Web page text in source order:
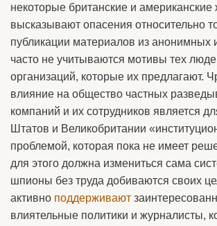
некоторые британские и
высказывают опасения относительно
публикации материалов из анонимных
часто не учитываются мотивы тех
организаций, которые их предлагают.
влияние на общество частных
компаний и их сотрудников является
Штатов и Великобритании
проблемой, которая пока не имеет
для этого должна измениться сама
шпионы без труда добиваются своих
активно поддерживают
влиятельные политики и журналисты,